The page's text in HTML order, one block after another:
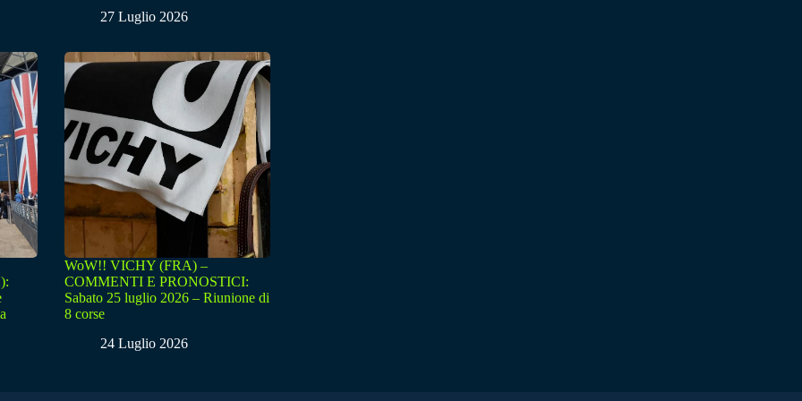
27 Luglio 2026
WoW!! VICHY (FRA) –
COMMENTI E PRONOSTICI:
Sabato 25 luglio 2026 – Riunione di
8 corse
24 Luglio 2026